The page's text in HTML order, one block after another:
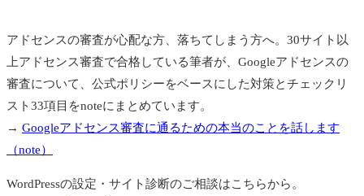
アドセンスの審査が心配な方、落ちてしまう方へ。30サイト以
上アドセンス審査で合格している筆者が、Googleアドセンスの
審査について、公式ポリシーをベースにした対策とチェックリ
スト33項目をnoteにまとめています。
→ Googleアドセンス審査に通るための本当のことを話します
（note）
WordPressの設定・サイト診断のご相談はこちらから。